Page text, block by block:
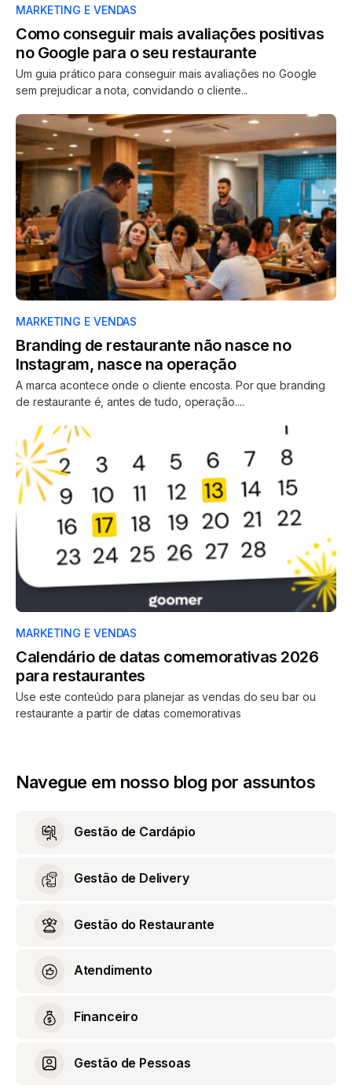
MARKETING E VENDAS
Como conseguir mais avaliações positivas
no Google para o seu restaurante
Um guia prático para conseguir mais avaliações no Google
sem prejudicar a nota, convidando o cliente...
MARKETING E VENDAS
Branding de restaurante não nasce no
Instagram, nasce na operação
A marca acontece onde o cliente encosta. Por que branding
de restaurante é, antes de tudo, operação....
MARKETING E VENDAS
Calendário de datas comemorativas 2026
para restaurantes
Use este conteúdo para planejar as vendas do seu bar ou
restaurante a partir de datas comemorativas
Navegue em nosso blog por assuntos
Gestão de Cardápio
Gestão de Delivery
Gestão do Restaurante
Atendimento
Financeiro
Gestão de Pessoas